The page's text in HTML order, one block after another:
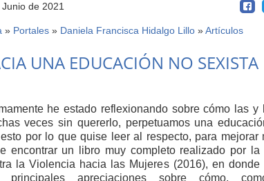
de 2021
» Portales » Daniela Francisca Hidalgo Lillo » Artículos
UNA EDUCACIÓN NO SEXISTA
he estado reflexionando sobre cómo las y
veces sin quererlo, perpetuamos una
por lo que quise leer al respecto, para mejorar
encontrar un libro muy completo realizado por la
la Violencia hacia las Mujeres (2016), en donde
principales apreciaciones sobre cómo,